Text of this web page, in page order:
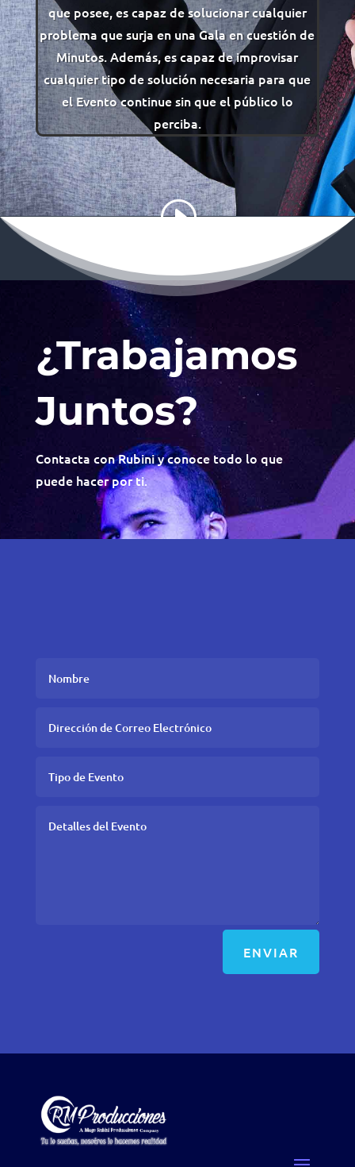
que posee, es capaz de solucionar cualquier
problema que surja en una Gala en cuestión de
Minutos. Además, es capaz de improvisar
cualquier tipo de solución necesaria para que
el Evento continue sin que el público lo
perciba.
¿Trabajamos
Juntos?
Contacta con Rubini y conoce todo lo que
puede hacer por ti.
ENVIAR